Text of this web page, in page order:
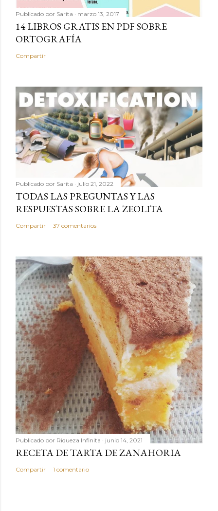
Publicado por Sarita marzo 13, 2017
14 LIBROS GRATIS EN PDF SOBRE
ORTOGRAFÍA
Compartir
Publicado por Sarita julio 21, 2022
TODAS LAS PREGUNTAS Y LAS
RESPUESTAS SOBRE LA ZEOLITA
Compartir 37 comentarios
Publicado por Riqueza Infinita junio 14, 2021
RECETA DE TARTA DE ZANAHORIA
Compartir 1 comentario